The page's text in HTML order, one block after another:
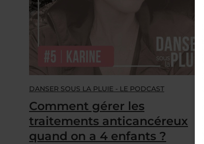
DANSER SOUS LA PLUIE - LE PODCAST
Comment gérer les
traitements anticancéreux
quand on a 4 enfants ?